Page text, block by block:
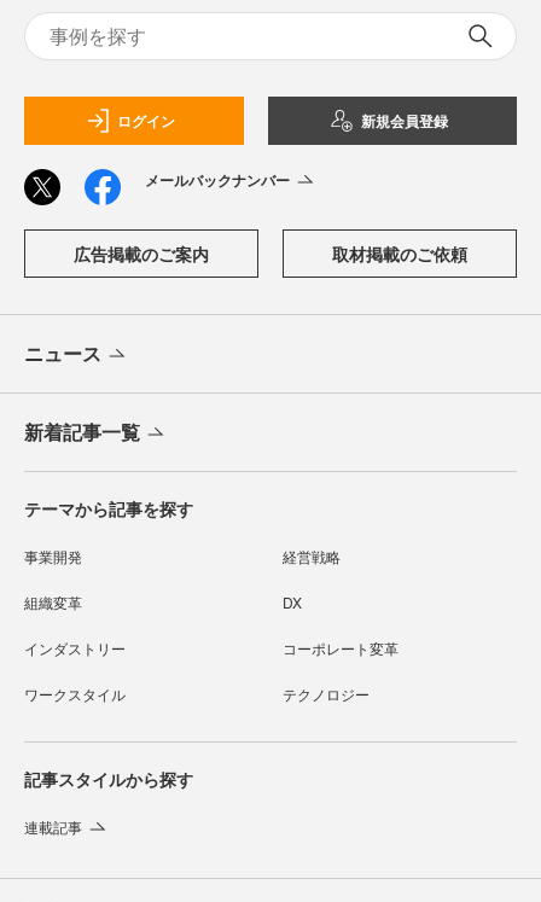
ログイン 新規会員登録
メールバックナンバー
広告掲載のご案内 取材掲載のご依頼
ニュース
新着記事一覧
テーマから記事を探す
事業開発 経営戦略
組織変革 DX
インダストリー コーポレート変革
ワークスタイル テクノロジー
記事スタイルから探す
連載記事